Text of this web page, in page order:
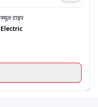
फ्यूल टाइप
Electric